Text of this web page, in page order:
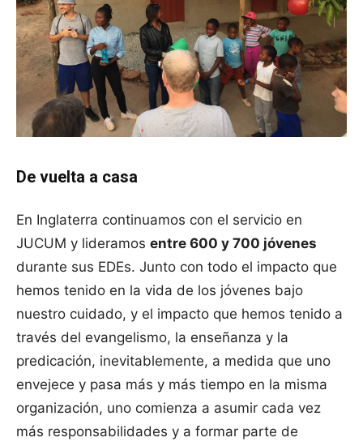
De vuelta a casa
En Inglaterra continuamos con el servicio en
JUCUM y lideramos entre 600 y 700 jóvenes
durante sus EDEs. Junto con todo el impacto que
hemos tenido en la vida de los jóvenes bajo
nuestro cuidado, y el impacto que hemos tenido a
través del evangelismo, la enseñanza y la
predicación, inevitablemente, a medida que uno
envejece y pasa más y más tiempo en la misma
organización, uno comienza a asumir cada vez
más responsabilidades y a formar parte de